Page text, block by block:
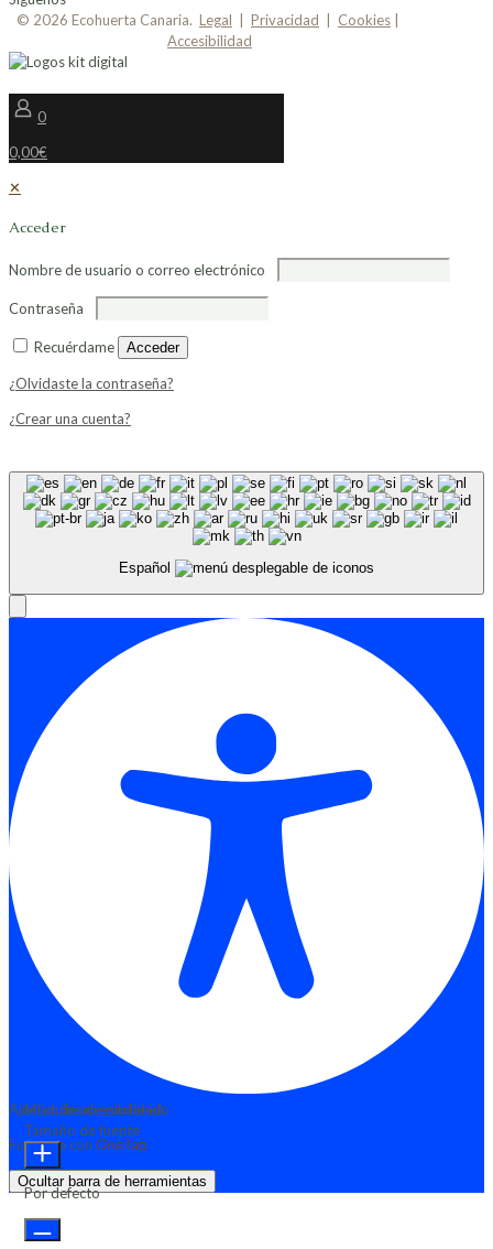
© 2026 Ecohuerta Canaria. Legal Privacidad Cookies
Accesibilidad
0
0,00€
✕
Acceder
Nombre de usuario o correo electrónico
Contraseña
Recuérdame Acceder
¿Olvidaste la contraseña?
¿Crear una cuenta?
Español
Ajustes de accesibilidad
Funciona con OneTap
Ocultar barra de herramientas
Módulos de contenido
Tamaño de fuente
Por defecto